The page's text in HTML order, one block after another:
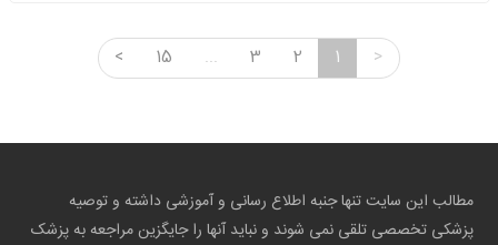
>
1
2
3
...
15
<
مطالب این سایت تنها جنبه اطلاع رسانی و آموزشی داشته و توصیه
پزشکی تخصصی تلقی نمی شوند و نباید آنها را جایگزین مراجعه به پزشک